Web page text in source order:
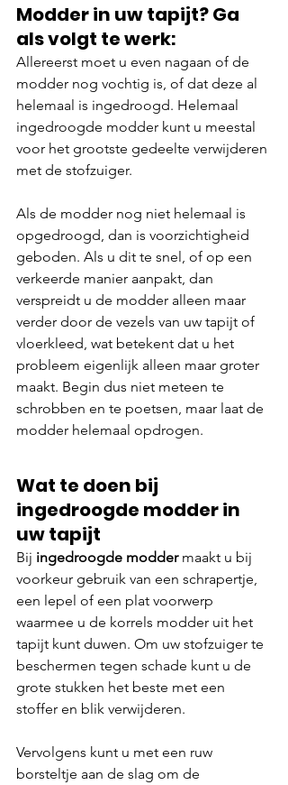
Modder in uw tapijt? Ga
als volgt te werk:
Allereerst moet u even nagaan of de
modder nog vochtig is, of dat deze al
helemaal is ingedroogd. Helemaal
ingedroogde modder kunt u meestal
voor het grootste gedeelte verwijderen
met de stofzuiger.
Als de modder nog niet helemaal is
opgedroogd, dan is voorzichtigheid
geboden. Als u dit te snel, of op een
verkeerde manier aanpakt, dan
verspreidt u de modder alleen maar
verder door de vezels van uw tapijt of
vloerkleed, wat betekent dat u het
probleem eigenlijk alleen maar groter
maakt. Begin dus niet meteen te
schrobben en te poetsen, maar laat de
modder helemaal opdrogen.
Wat te doen bij
ingedroogde modder in
uw tapijt
Bij ingedroogde modder maakt u bij
voorkeur gebruik van een schrapertje,
een lepel of een plat voorwerp
waarmee u de korrels modder uit het
tapijt kunt duwen. Om uw stofzuiger te
beschermen tegen schade kunt u de
grote stukken het beste met een
stoffer en blik verwijderen.
Vervolgens kunt u met een ruw
borsteltje aan de slag om de